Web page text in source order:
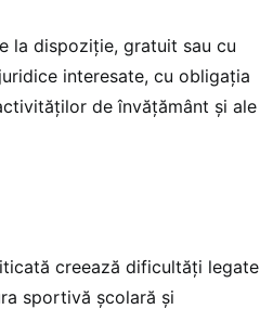
la dispoziţie, gratuit sau cu
interesate, cu obligaţia
de învăţământ şi ale
creează dificultăţi legate
sportivă școlară și